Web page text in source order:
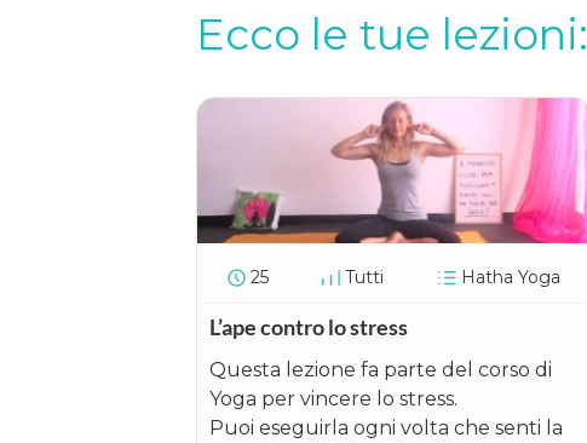
Ecco le tue lezioni:
25 Tutti Hatha Yoga
L’ape contro lo stress
Questa lezione fa parte del corso di
Yoga per vincere lo stress.
Puoi eseguirla ogni volta che senti la